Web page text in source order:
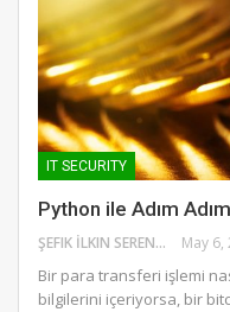
IT SECURITY
Python ile Adım
ŞEFIK İLKIN SERENGIL May 6,
Bir para transferi işlemi
bilgilerini içeriyorsa, bir